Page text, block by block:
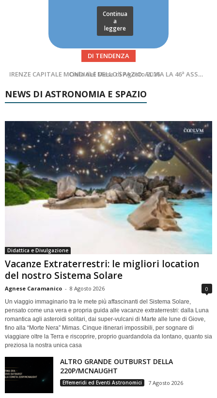
Continua
a
leggere
DI TENDENZA
Cielo del Mese di Agosto 2026
SUPERNOVAE aggiornamenti del mese – Agosto 2026
NEWS DI ASTRONOMIA E SPAZIO
Didattica e Divulgazione
Vacanze Extraterrestri: le migliori location
del nostro Sistema Solare
Agnese Caramanico - 8 Agosto 2026 0
Un viaggio immaginario tra le mete più affascinanti del Sistema Solare,
pensato come una vera e propria guida alle vacanze extraterrestri: dalla Luna
romantica agli asteroidi solitari, dai super-vulcani di Marte alle lune di Giove,
fino alla “Morte Nera” Mimas. Cinque itinerari impossibili, per sognare di
viaggiare oltre la Terra e riscoprire, proprio guardandola da lontano, quanto sia
preziosa la nostra unica casa
ALTRO GRANDE OUTBURST DELLA
220P/MCNAUGHT
Effemeridi ed Eventi Astronomici 7 Agosto 2026